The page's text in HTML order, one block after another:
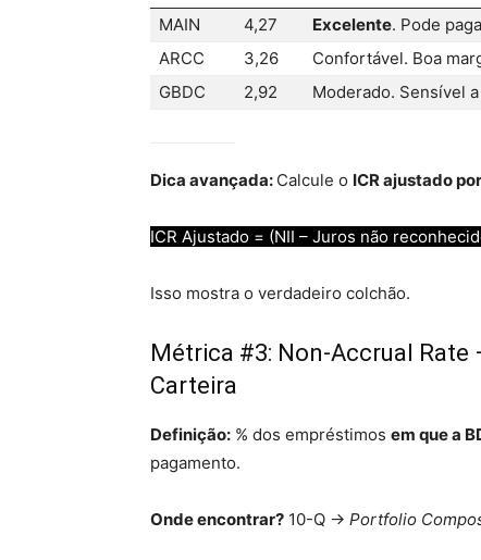
MAIN
4,27 Excelente. Pode
ARCC
3,26
Confortável. Boa
GBDC
2,92 Moderado. Sensível
Dica avançada: Calcule o ICR ajustado
ICR Ajustado = (NII – Juros não
Isso mostra o verdadeiro colchão.
Métrica #3: Non-Accrual Rate
Carteira
Definição: % dos empréstimos em que a
pagamento.
Onde encontrar? 10-Q → Portfolio